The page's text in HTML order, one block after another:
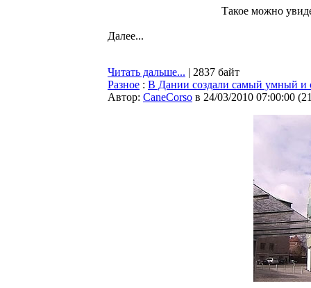
Такое можно
Далее...
Читать дальше... | 2837 байт
Разное : В Дании создали самый умный и
Автор: CaneCorso в 24/03/2010 07:00:00 (